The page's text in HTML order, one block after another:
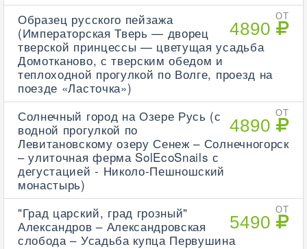
ОТ
4890
Образец русского пейзажа
(Императорская Тверь — дворец
тверской принцессы — цветущая усадьба
Домотканово, с тверским обедом и
теплоходной прогулкой по Волге, проезд на
поезде «Ласточка»)
ОТ
4890
Солнечный город на Озере Русь (с
водной прогулкой по
Левитановскому озеру Сенеж – Солнечногорск
– улиточная ферма SolEcoSnails с
дегустацией - Николо-Пешношский
монастырь)
ОТ
5490
"Град царский, град грозный"
Александров – Александровская
слобода – Усадьба купца Первушина